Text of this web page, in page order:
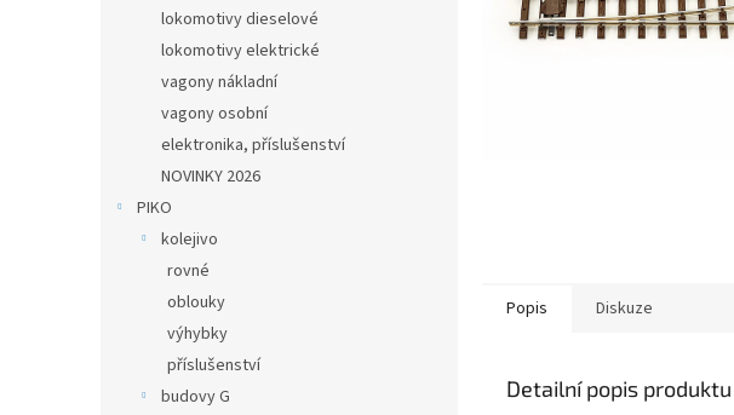
lokomotivy dieselové
lokomotivy elektrické
vagony nákladní
vagony osobní
elektronika, příslušenství
NOVINKY 2026
PIKO
kolejivo
rovné
oblouky
výhybky
příslušenství
budovy G
Popis Diskuze
Detailní popis produktu